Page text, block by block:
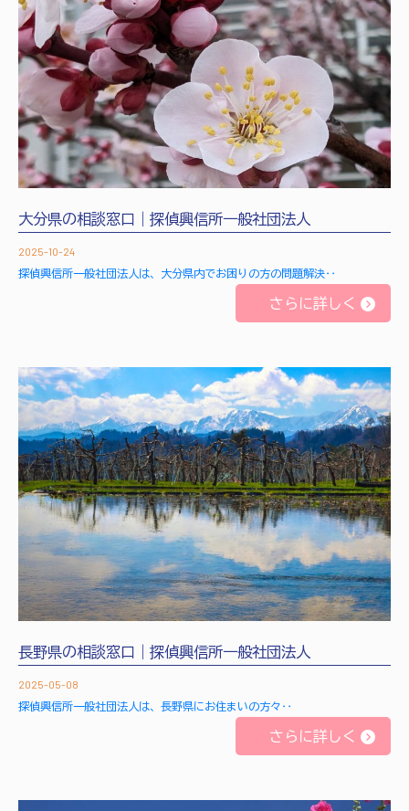
大分県の相談窓口｜探偵興信所一般社団法人
2025-10-24
探偵興信所一般社団法人は、大分県内でお困りの方の問題解決‥
さらに詳しく
長野県の相談窓口｜探偵興信所一般社団法人
2025-05-08
探偵興信所一般社団法人は、長野県にお住まいの方々‥
さらに詳しく